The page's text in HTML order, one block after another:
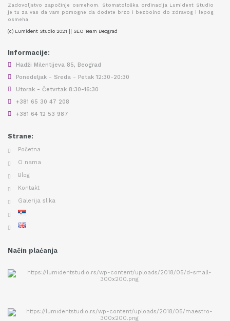
Zadovoljstvo započinje osmehom. Stomatološka ordinacija Lumident Studio
je tu za vas da vam pomogne da dođete brzo i bezbolno do zdravog i lepog
osmeha.
(c) Lumident Studio 2021 || SEO Team Beograd
Informacije:
Hadži Milentijeva 85, Beograd
Ponedeljak - Sreda - Petak 12:30-20:30
Utorak - Četvrtak 8:30-16:30
+381 65 30 47 208
+381 64 12 53 987
Strane:
Početna
O nama
Blog
Kontakt
Galerija slika
Način plaćanja